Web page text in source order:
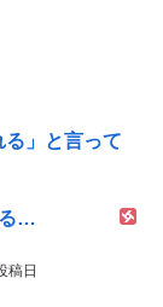
」と言って
る…
稿日